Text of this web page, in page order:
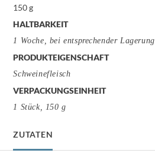
150 g
HALTBARKEIT
1 Woche, bei entsprechender Lagerung
PRODUKTEIGENSCHAFT
Schweinefleisch
VERPACKUNGSEINHEIT
1 Stück, 150 g
ZUTATEN